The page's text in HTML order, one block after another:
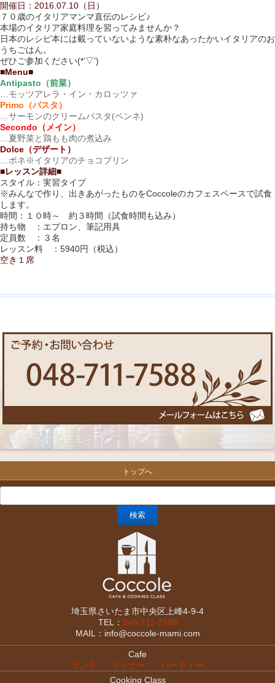
開催日：2016.07.10（日）
７０歳のイタリアマンマ直伝のレシピ♪
本場のイタリア家庭料理を習ってみませんか？
日本のレシピ本には載っていないような素朴なあったかいイタリアのお
うちごはん。
ぜひご参加ください(*’▽’)
■Menu■
Antipasto（前菜）
…モッツアレラ・イン・カロッツァ
Primo（パスタ）
…サーモンのクリームパスタ(ペンネ)
Secondo（メイン）
…夏野菜と鶏もも肉の煮込み
Dolce（デザート）
…ボネ※イタリアのチョコプリン
■レッスン詳細■
スタイル：実習タイプ
※みんなで作り、出きあがったものをCoccoleのカフェスペースで試食
します。
時間：１０時～ 約３時間（試食時間も込み）
持ち物 ：エプロン、筆記用具
定員数 ：３名
レッスン料 ：5940円（税込）
空き１席
トップへ
埼玉県さいたま市中央区上峰4-9-4
TEL： 048-711-7588
MAIL：info@coccole-mami.com
Cafe
ランチ
ディナー
パーティー
Cooking Class